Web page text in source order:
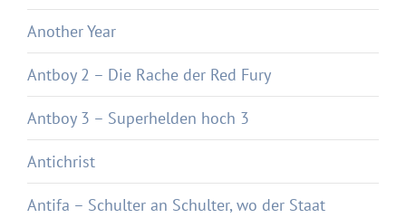
Another Year
Antboy 2 – Die Rache der Red Fury
Antboy 3 – Superhelden hoch 3
Antichrist
Antifa – Schulter an Schulter, wo der Staat